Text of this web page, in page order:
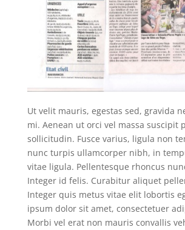
Ut velit mauris, egestas sed, gravida
mi. Aenean ut orci vel massa suscipit
sollicitudin. Fusce varius, ligula non
nunc turpis ullamcorper nibh, in
vitae ligula. Pellentesque rhoncus
Integer id felis. Curabitur aliquet
Integer quis metus vitae elit lobortis
ipsum dolor sit amet, consectetuer
Morbi vel erat non mauris convallis